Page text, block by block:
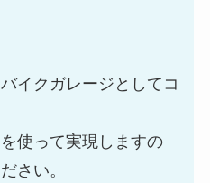
イクガレージとしてコ
使って実現しますの
さい。